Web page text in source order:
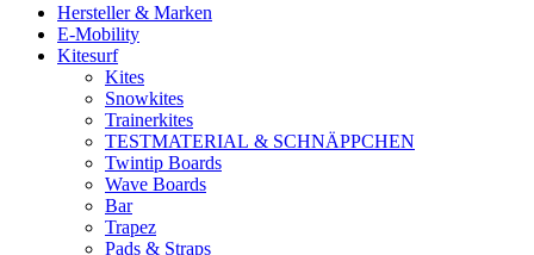
Hersteller & Marken
E-Mobility
Kitesurf
Kites
Snowkites
Trainerkites
TESTMATERIAL & SCHNÄPPCHEN
Twintip Boards
Wave Boards
Bar
Trapez
Pads & Straps